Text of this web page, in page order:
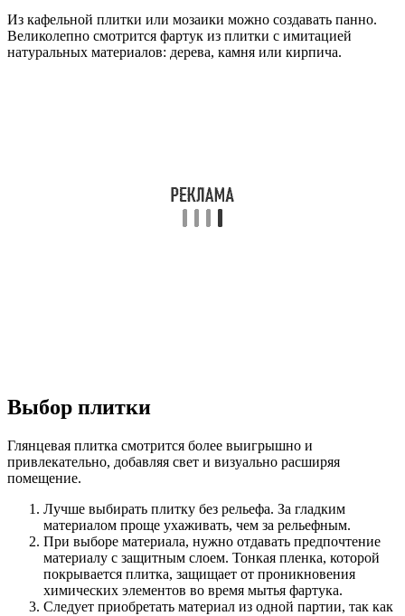
Из кафельной плитки или мозаики можно создавать панно.
Великолепно смотрится фартук из плитки с имитацией
натуральных материалов: дерева, камня или кирпича.
Выбор плитки
Глянцевая плитка смотрится более выигрышно и
привлекательно, добавляя свет и визуально расширяя
помещение.
Лучше выбирать плитку без рельефа. За гладким
материалом проще ухаживать, чем за рельефным.
При выборе материала, нужно отдавать предпочтение
материалу с защитным слоем. Тонкая пленка, которой
покрывается плитка, защищает от проникновения
химических элементов во время мытья фартука.
Следует приобретать материал из одной партии, так как